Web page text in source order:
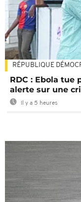
RÉPUBLIQUE
RDC : Ebola tue
alerte sur une
Il y a 5 heures